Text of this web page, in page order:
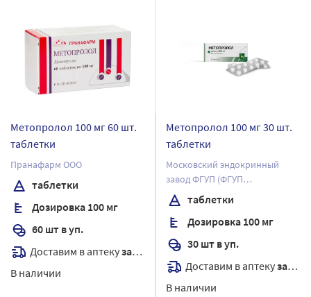
Метопролол 100 мг 60 шт.
таблетки
Пранафарм ООО
таблетки
Дозировка 100 мг
60 шт в уп.
Доставим в аптекузавтра
В наличии
Метопролол 100 мг 30 шт.
таблетки
Московский эндокринный
завод ФГУП (ФГУП
"ЭНДОФАРМ")
таблетки
Дозировка 100 мг
30 шт в уп.
Доставим в аптекузавтра
В наличии